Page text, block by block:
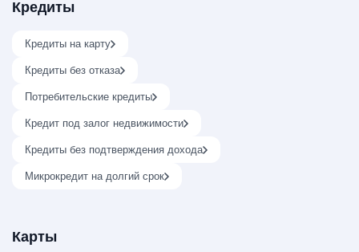
Кредиты
Кредиты на карту
Кредиты без отказа
Потребительские кредиты
Кредит под залог недвижимости
Кредиты без подтверждения дохода
Микрокредит на долгий срок
Карты